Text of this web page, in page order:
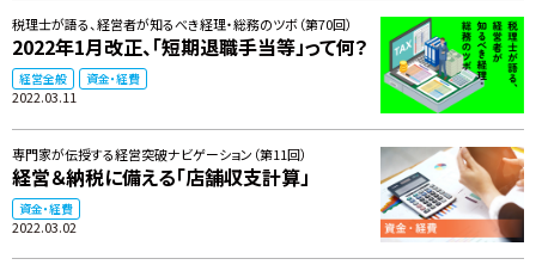
税理士が語る、経営者が知るべき経理・総務のツボ（第70回）
2022年1月改正、「短期退職手当等」って何？
経営全般 資金・経費
2022.03.11
専門家が伝授する経営突破ナビゲーション（第11回）
経営＆納税に備える「店舗収支計算」
資金・経費
2022.03.02